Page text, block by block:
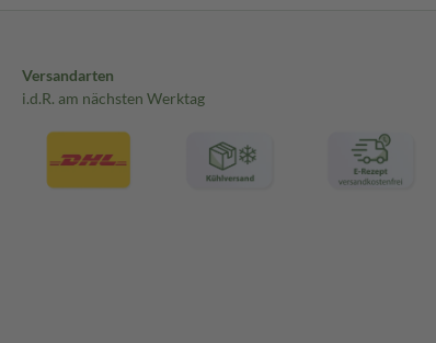
Versandarten
i.d.R. am nächsten Werktag